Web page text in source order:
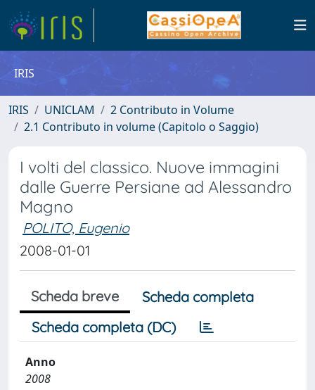
IRIS
IRIS UNICLAM
2 Contributo in Volume
2.1 Contributo in volume (Capitolo o Saggio)
I volti del classico. Nuove immagini
dalle Guerre Persiane ad Alessandro
Magno
POLITO, Eugenio
2008-01-01
Scheda breve
Scheda completa
Scheda completa (DC)
Anno
2008